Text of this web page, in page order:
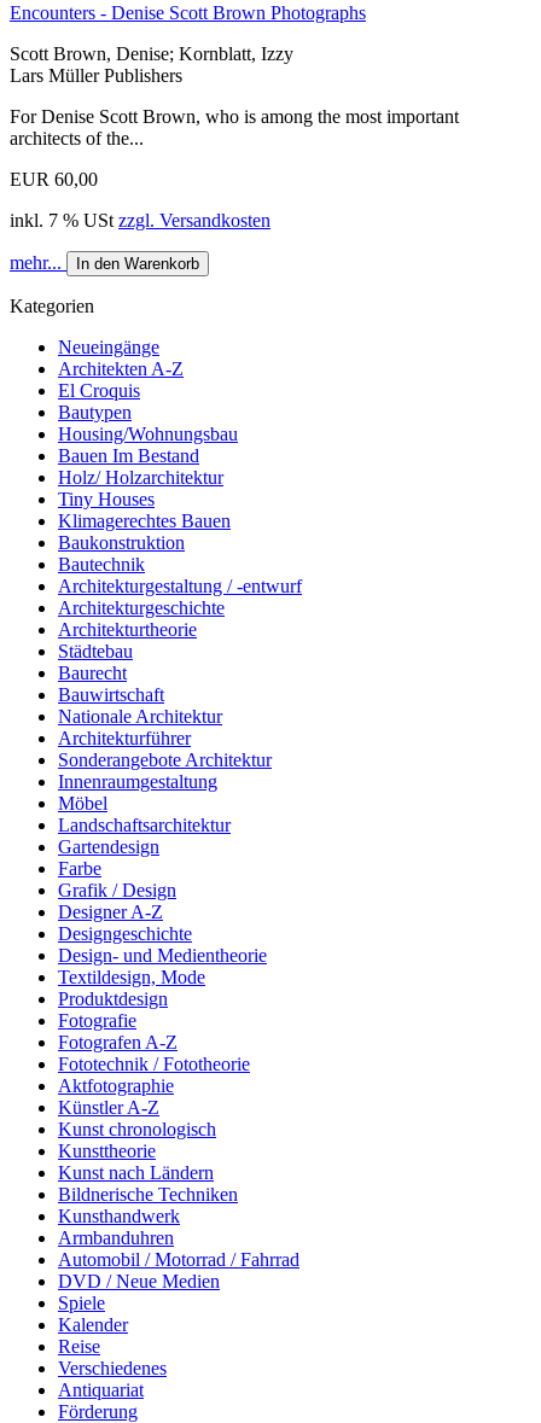
Encounters - Denise Scott Brown Photographs
Scott Brown, Denise; Kornblatt, Izzy
Lars Müller Publishers
For Denise Scott Brown, who is among the most important
architects of the...
EUR 60,00
inkl. 7 % USt zzgl. Versandkosten
mehr... In den Warenkorb
Kategorien
Neueingänge
Architekten A-Z
El Croquis
Bautypen
Housing/Wohnungsbau
Bauen Im Bestand
Holz/ Holzarchitektur
Tiny Houses
Klimagerechtes Bauen
Baukonstruktion
Bautechnik
Architekturgestaltung / -entwurf
Architekturgeschichte
Architekturtheorie
Städtebau
Baurecht
Bauwirtschaft
Nationale Architektur
Architekturführer
Sonderangebote Architektur
Innenraumgestaltung
Möbel
Landschaftsarchitektur
Gartendesign
Farbe
Grafik / Design
Designer A-Z
Designgeschichte
Design- und Medientheorie
Textildesign, Mode
Produktdesign
Fotografie
Fotografen A-Z
Fototechnik / Fototheorie
Aktfotographie
Künstler A-Z
Kunst chronologisch
Kunsttheorie
Kunst nach Ländern
Bildnerische Techniken
Kunsthandwerk
Armbanduhren
Automobil / Motorrad / Fahrrad
DVD / Neue Medien
Spiele
Kalender
Reise
Verschiedenes
Antiquariat
Förderung